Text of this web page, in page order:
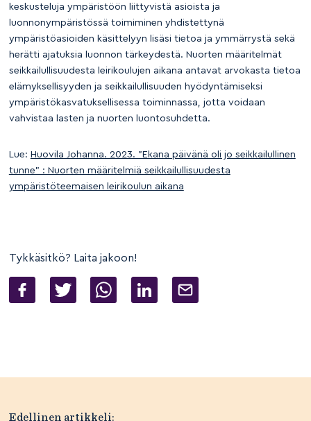
keskusteluja ympäristöön liittyvistä asioista ja
luonnonympäristössä toimiminen yhdistettynä
ympäristöasioiden käsittelyyn lisäsi tietoa ja ymmärrystä sekä
herätti ajatuksia luonnon tärkeydestä. Nuorten määritelmät
seikkailullisuudesta leirikoulujen aikana antavat arvokasta tietoa
elämyksellisyyden ja seikkailullisuuden hyödyntämiseksi
ympäristökasvatuksellisessa toiminnassa, jotta voidaan
vahvistaa lasten ja nuorten luontosuhdetta.
Lue: Huovila Johanna. 2023. ”Ekana päivänä oli jo seikkailullinen
tunne” : Nuorten määritelmiä seikkailullisuudesta
ympäristöteemaisen leirikoulun aikana
Tykkäsitkö? Laita jakoon!
Artikkelien
Edellinen artikkeli: